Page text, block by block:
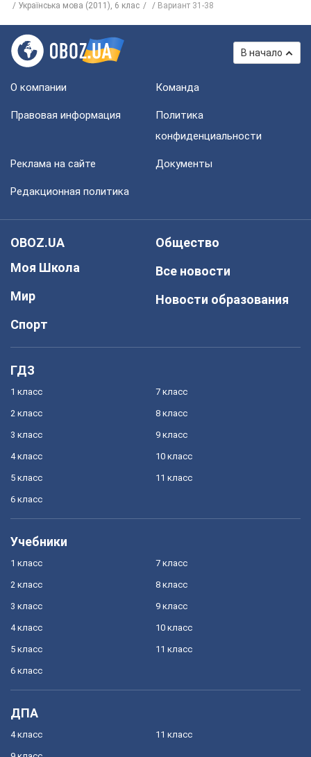
Українська мова (2011), 6 клас
Вариант 31-38
В начало
О компании Команда
Правовая информация
Политика
конфиденциальности
Реклама на сайте Документы
Редакционная политика
OBOZ.UA
Моя Школа
Мир
Спорт
Общество
Все новости
Новости образования
ГДЗ
1 класс
2 класс
3 класс
4 класс
5 класс
6 класс
7 класс
8 класс
9 класс
10 класс
11 класс
Учебники
1 класс
2 класс
3 класс
4 класс
5 класс
6 класс
7 класс
8 класс
9 класс
10 класс
11 класс
ДПА
4 класс 11 класс